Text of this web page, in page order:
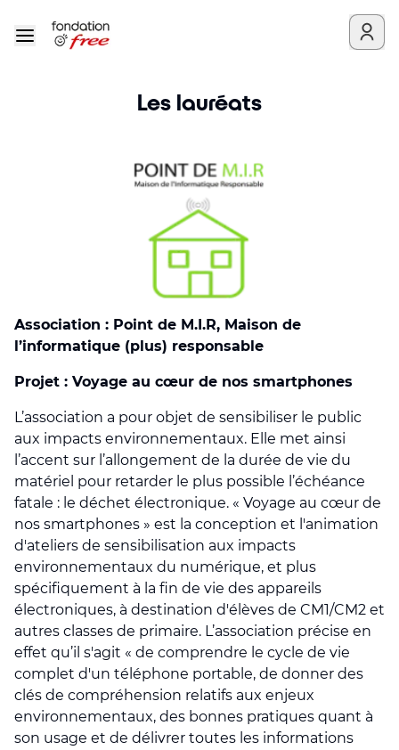
Les lauréats
Association : Point de M.I.R, Maison de
l’informatique (plus) responsable
Projet : Voyage au cœur de nos smartphones
L’association a pour objet de sensibiliser le public
aux impacts environnementaux. Elle met ainsi
l’accent sur l’allongement de la durée de vie du
matériel pour retarder le plus possible l’échéance
fatale : le déchet électronique. « Voyage au cœur de
nos smartphones » est la conception et l'animation
d'ateliers de sensibilisation aux impacts
environnementaux du numérique, et plus
spécifiquement à la fin de vie des appareils
électroniques, à destination d'élèves de CM1/CM2 et
autres classes de primaire. L’association précise en
effet qu’il s'agit « de comprendre le cycle de vie
complet d'un téléphone portable, de donner des
clés de compréhension relatifs aux enjeux
environnementaux, des bonnes pratiques quant à
son usage et de délivrer toutes les informations